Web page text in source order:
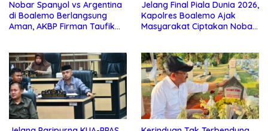
Nobar Spanyol vs Argentina
di Boalemo Berlangsung
Aman, AKBP Firman Taufik
Jelang Final Piala Dunia 2026,
Kapolres Boalemo Ajak
Masyarakat Ciptakan Nobar